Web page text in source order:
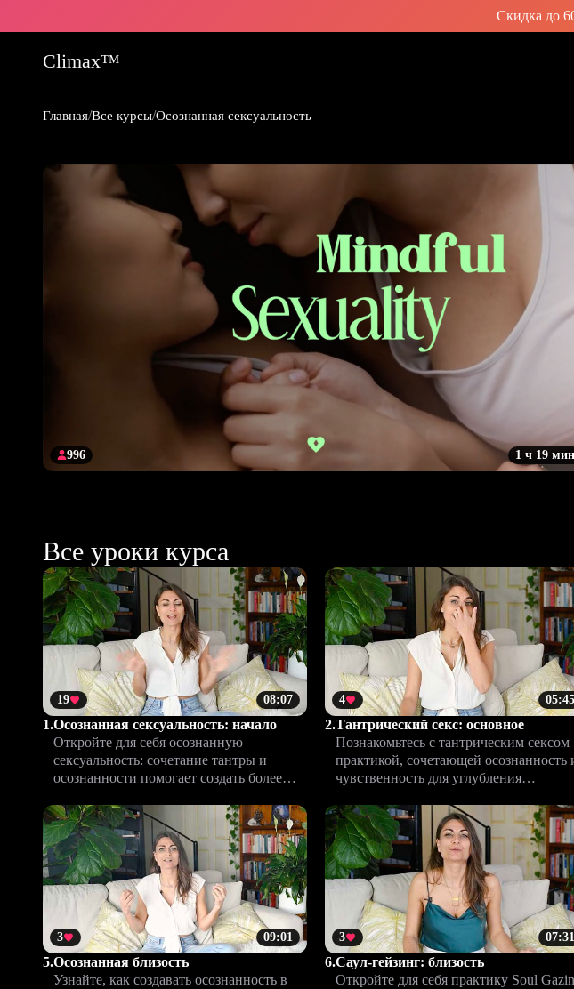
Скидка до
Climax™
Главная/Все курсы/Осознанная сексуальность
1 ч 19 мин
996
Все уроки курса
08:07
19
1.Осознанная сексуальность: начало
Откройте для себя осознанную
сексуальность: сочетание тантры и
осознанности помогает создать более
05:45
4
2.Тантрический секс: основное
Познакомьтесь с тантрическим сексом
практикой, сочетающей осознанность
чувственность для углубления
поможет посмотреть на близость
09:01
3
5.Осознанная близость
Узнайте, как создавать осознанность в
07:31
3
6.Саул-гейзинг: близость
Откройте для себя практику Soul